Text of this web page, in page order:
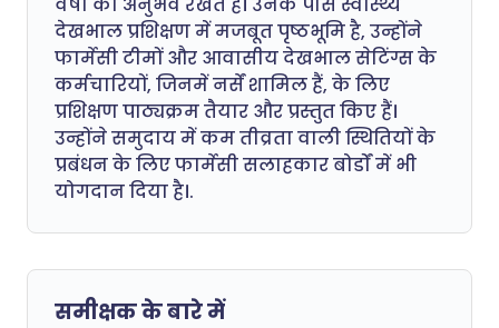
देखभाल प्रशिक्षण में मजबूत पृष्ठभूमि है, उन्होंने
फार्मेसी टीमों और आवासीय देखभाल सेटिंग्स के
कर्मचारियों, जिनमें नर्सें शामिल हैं, के लिए
प्रशिक्षण पाठ्यक्रम तैयार और प्रस्तुत किए हैं।
उन्होंने समुदाय में कम तीव्रता वाली स्थितियों के
प्रबंधन के लिए फार्मेसी सलाहकार बोर्डों में भी
योगदान दिया है।.
समीक्षक के बारे में